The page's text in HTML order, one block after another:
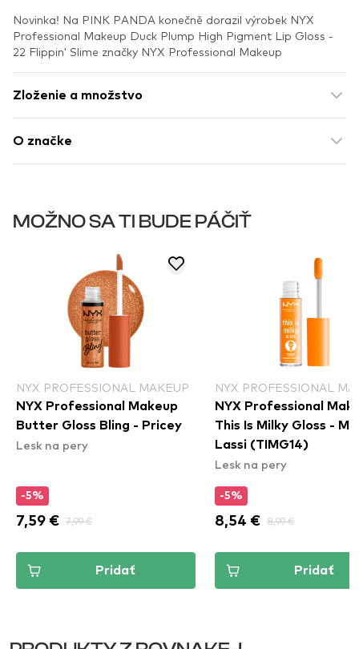
Novinka! Na PINK PANDA konečně dorazil výrobek NYX
Professional Makeup Duck Plump High Pigment Lip Gloss -
22 Flippin' Slime značky NYX Professional Makeup
Zloženie a množstvo
O značke
MOŽNO SA TI BUDE PÁČIŤ
NYX PROFESSIONAL MAKEUP
NYX Professional Makeup
Butter Gloss Bling - Pricey
Lesk na pery
-5%
7,59 € 7,99 €
Pridať
NYX PROFESSIONAL
NYX Professional
This Is Milky Gloss -
Lassi (TIMG14)
Lesk na pery
-5%
8,54 € 8,99 €
Pridať